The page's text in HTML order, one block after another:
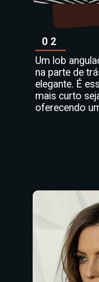
02
Um lob
na parte de
elegante. É
mais curto
oferecendo